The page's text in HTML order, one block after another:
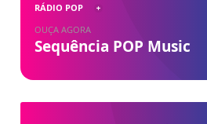
RÁDIO POP
OUÇA AGORA
Sequência POP Music